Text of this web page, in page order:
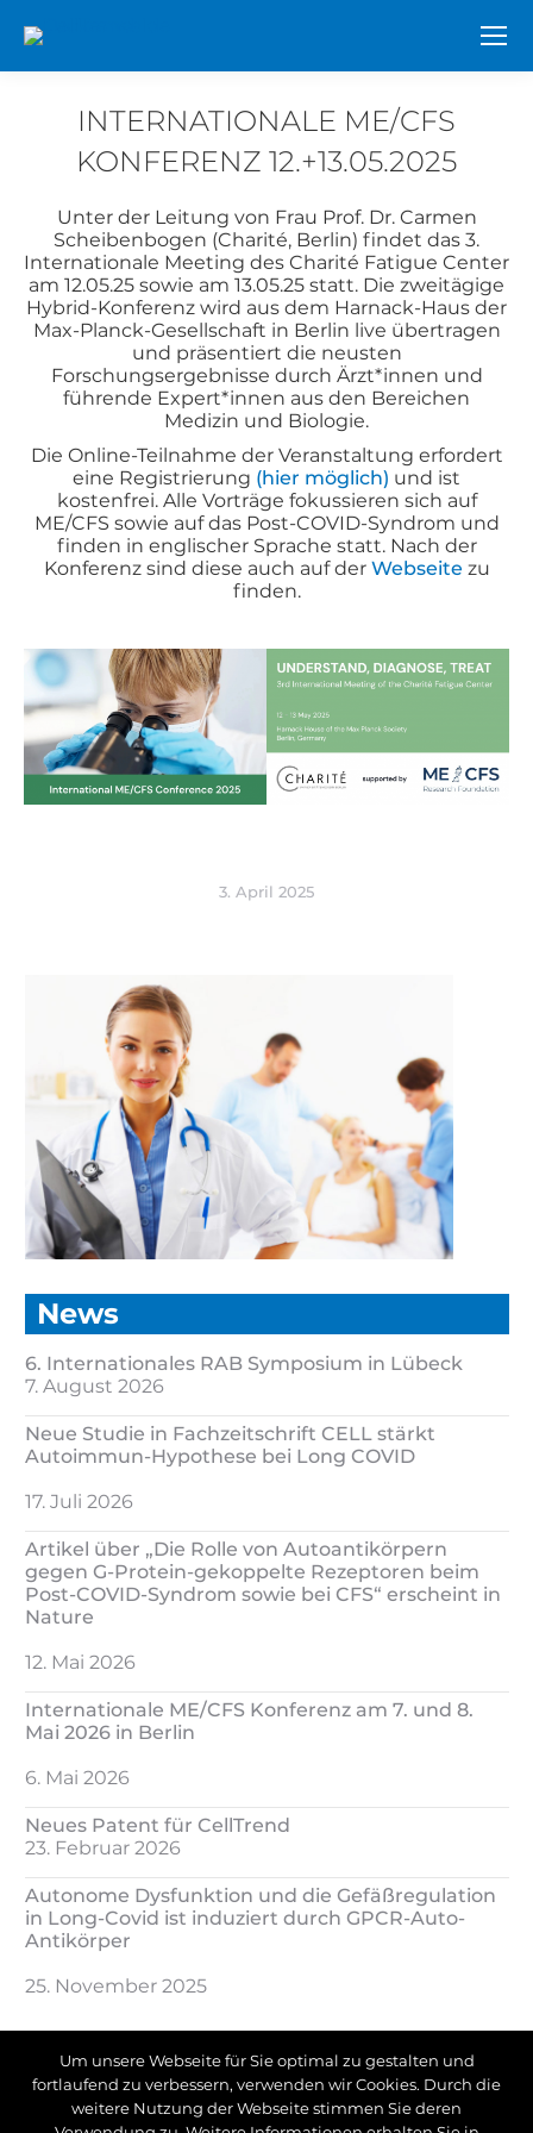
INTERNATIONALE ME/CFS
KONFERENZ 12.+13.05.2025
Unter der Leitung von Frau Prof. Dr. Carmen
Scheibenbogen (Charité, Berlin) findet das 3.
Internationale Meeting des Charité Fatigue Center
am 12.05.25 sowie am 13.05.25 statt. Die zweitägige
Hybrid-Konferenz wird aus dem Harnack-Haus der
Max-Planck-Gesellschaft in Berlin live übertragen
und präsentiert die neusten
Forschungsergebnisse durch Ärzt*innen und
führende Expert*innen aus den Bereichen
Medizin und Biologie.
Die Online-Teilnahme der Veranstaltung erfordert
eine Registrierung (hier möglich) und ist
kostenfrei. Alle Vorträge fokussieren sich auf
ME/CFS sowie auf das Post-COVID-Syndrom und
finden in englischer Sprache statt. Nach der
Konferenz sind diese auch auf der Webseite zu
finden.
3. April 2025
News
6. Internationales RAB Symposium in Lübeck
7. August 2026
Neue Studie in Fachzeitschrift CELL stärkt
Autoimmun-Hypothese bei Long COVID
17. Juli 2026
Artikel über „Die Rolle von Autoantikörpern
gegen G-Protein-gekoppelte Rezeptoren beim
Post-COVID-Syndrom sowie bei CFS“ erscheint in
Nature
12. Mai 2026
Internationale ME/CFS Konferenz am 7. und 8.
Mai 2026 in Berlin
6. Mai 2026
Neues Patent für CellTrend
23. Februar 2026
Autonome Dysfunktion und die Gefäßregulation
in Long-Covid ist induziert durch GPCR-Auto-
Antikörper
25. November 2025
+49 3371 6199600
Um unsere Webseite für Sie optimal zu gestalten und
fortlaufend zu verbessern, verwenden wir Cookies. Durch die
weitere Nutzung der Webseite stimmen Sie deren